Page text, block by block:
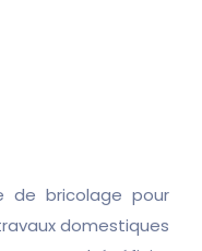
de bricolage pour
domestiques